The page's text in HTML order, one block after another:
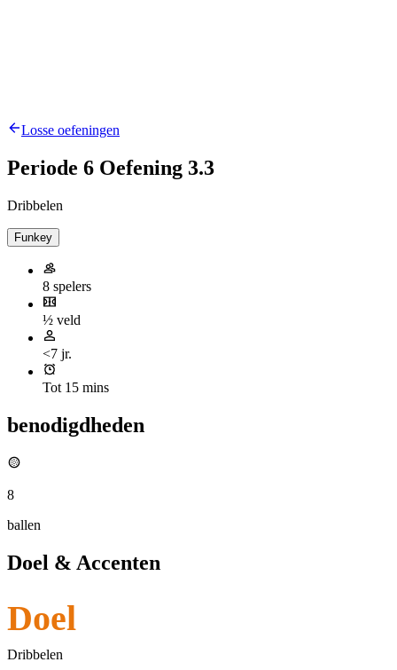
Losse oefeningen
Periode 6 Oefening 3.3
Dribbelen
Funkey
8 spelers
½ veld
<7 jr.
Tot 15 mins
benodigdheden
8
ballen
Doel & Accenten
Doel
Dribbelen